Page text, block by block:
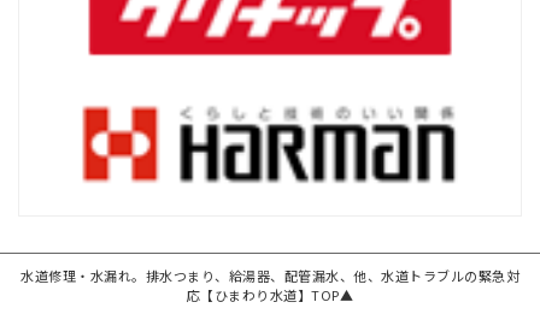
水道修理・水漏れ。排水つまり、給湯器、配管漏水、他、水道トラブルの緊急対
応【ひまわり水道】TOP▲